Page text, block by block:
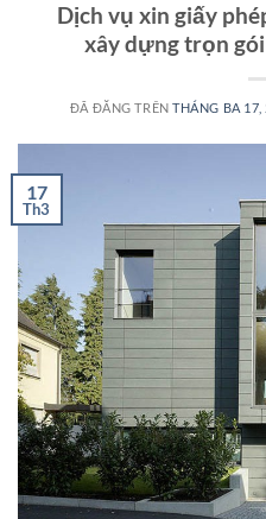
Dịch vụ xin giấy
xây dựng trọn
ĐÃ ĐĂNG TRÊNTHÁNG BA 17,
17
Th3